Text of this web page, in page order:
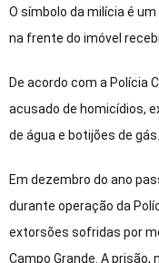
O símbolo da milícia é
na frente do imóvel
De acordo com a Polícia
acusado de homicídios,
de água e botijões de gás.
Em dezembro do ano
durante operação da
extorsões sofridas por
Campo Grande. A